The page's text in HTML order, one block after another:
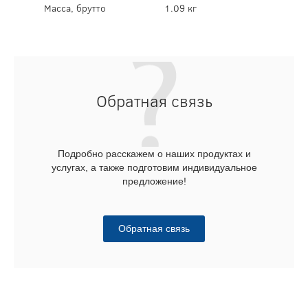
Масса, брутто
1.09 кг
Обратная связь
Подробно расскажем о наших продуктах и
услугах, а также подготовим индивидуальное
предложение!
Обратная связь